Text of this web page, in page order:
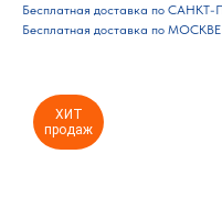
Бесплатная доставка по САНКТ-
Бесплатная доставка по МОСКВЕ
ХИТ
продаж